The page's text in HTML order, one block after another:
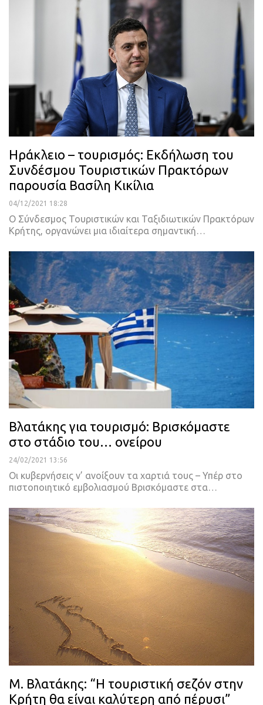
Ηράκλειο – τουρισμός: Εκδήλωση του
Συνδέσμου Τουριστικών Πρακτόρων
παρουσία Βασίλη Κικίλια
04/12/2021 18:28
Ο Σύνδεσμος Τουριστικών και Ταξιδιωτικών Πρακτόρων
Κρήτης, οργανώνει μια ιδιαίτερα σημαντική
Βλατάκης για τουρισμό: Βρισκόμαστε
στο στάδιο του… ονείρου
24/02/2021 13:56
Οι κυβερνήσεις ν’ ανοίξουν τα χαρτιά τους – Υπέρ στο
πιστοποιητικό εμβολιασμού Βρισκόμαστε στα…
Μ. Βλατάκης: “Η τουριστική σεζόν στην
Κρήτη θα είναι καλύτερη από πέρυσι”